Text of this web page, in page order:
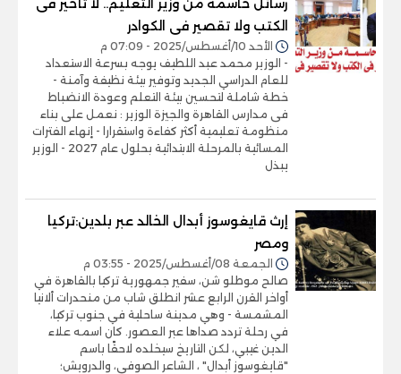
الكتب ولا تقصير فى الكوادر
الأحد 10/أغسطس/2025 - 07:09 م
- الوزير محمد عبد اللطيف يوجه بسرعة الاستعداد
للعام الدراسي الجديد وتوفير بيئة نظيفة وآمنة -
خطة شاملة لتحسين بيئة التعلم وعودة الانضباط
فى مدارس القاهرة والجيزة الوزير : نعمل على بناء
منظومة تعليمية أكثر كفاءة واستقرارا - إنهاء الفترات
المسائية بالمرحلة الابتدائية بحلول عام 2027 - الوزير
يبذل
إرث قايغوسوز أبدال الخالد عبر بلدين:تركيا
ومصر
الجمعة 08/أغسطس/2025 - 03:55 م
صالح موطلو شن، سفير جمهورية تركيا بالقاهرة في
أواخر القرن الرابع عشر انطلق شاب من منحدرات ألانيا
المشمسة - وهي مدينة ساحلية في جنوب تركيا،
في رحلة تردد صداها عبر العصور. كان اسمه علاء
الدين غيبي، لكن التاريخ سيخلده لاحقًا باسم
"قايغوسوز أبدال" ، الشاعر الصوفي، والدرويش؛